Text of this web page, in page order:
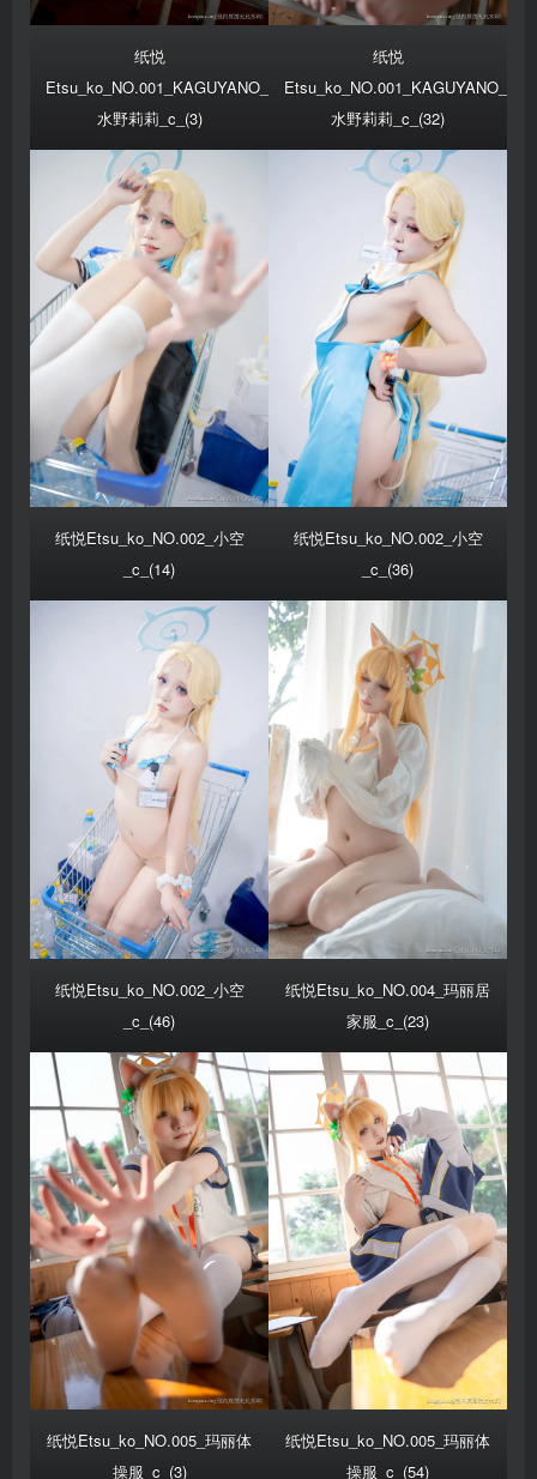
纸悦
Etsu_ko_NO.001_KAGUYANO_
水野莉莉_c_(3)
纸悦
Etsu_ko_NO.001_KAGUYANO_
水野莉莉_c_(32)
纸悦Etsu_ko_NO.002_小空
_c_(14)
纸悦Etsu_ko_NO.002_小空
_c_(36)
纸悦Etsu_ko_NO.002_小空
_c_(46)
纸悦Etsu_ko_NO.004_玛丽居
家服_c_(23)
纸悦Etsu_ko_NO.005_玛丽体
操服_c_(3)
纸悦Etsu_ko_NO.005_玛丽体
操服_c_(54)